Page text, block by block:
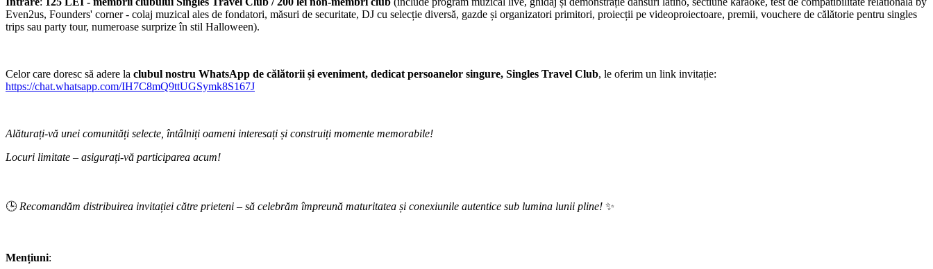
Even2us, Founders' corner - colaj muzical ales de fondatori, măsuri de securitate, DJ cu selecție diversă, gazde și organizatori primitori, proiecții pe videoproiectoare, premii, vouchere de călătorie pentru singles
trips sau party tour, numeroase surprize în stil Halloween).
Celor care doresc să adere la clubul nostru WhatsApp de călătorii și eveniment, dedicat persoanelor singure, Singles Travel Club, le oferim un link invitație:
https://chat.whatsapp.com/IH7C8mQ9ttUGSymk8S167J
Alăturați-vă unei comunități selecte, întâlniți oameni interesați și construiți momente memorabile!
Locuri limitate – asigurați-vă participarea acum!
🕒 Recomandăm distribuirea invitației către prieteni – să celebrăm împreună maturitatea și conexiunile autentice sub lumina lunii pline! ✨
Mențiuni: